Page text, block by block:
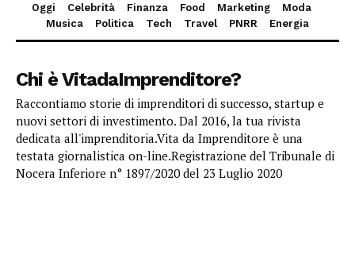
Oggi Celebrità Finanza Food Marketing
Moda
Musica
Politica Tech Travel PNRR Energia
Chi è VitadaImprenditore?
Raccontiamo storie di imprenditori di successo, startup e
nuovi settori di investimento. Dal 2016, la tua rivista
dedicata all'imprenditoria.Vita da Imprenditore è una
testata giornalistica on-line.Registrazione del Tribunale di
Nocera Inferiore n° 1897/2020 del 23 Luglio 2020